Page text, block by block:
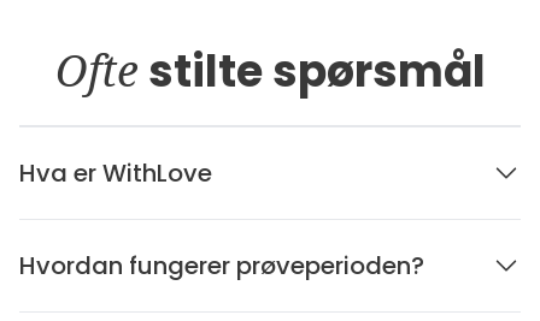
Ofte stilte spørsmål
Hva er WithLove
Hvordan fungerer prøveperioden?